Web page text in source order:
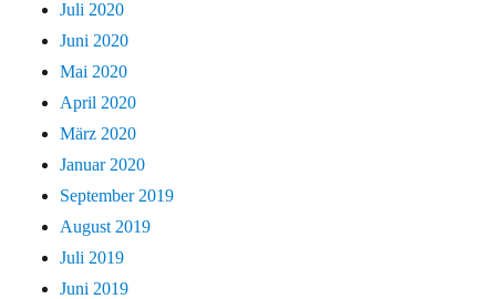
Juli 2020
Juni 2020
Mai 2020
April 2020
März 2020
Januar 2020
September 2019
August 2019
Juli 2019
Juni 2019